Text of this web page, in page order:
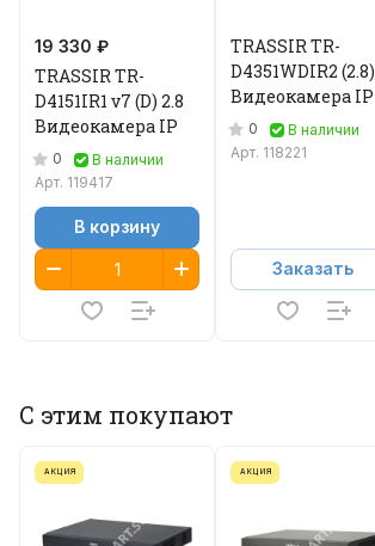
19 330 ₽
TRASSIR TR-
D4151IR1 v7 (D) 2.8
Видеокамера IP
0
В наличии
Арт. 119417
В корзину
TRASSIR TR-
D4351WDIR2 (2.8)
Видеокамера IP
0
В наличии
Арт. 118221
Заказать
С этим покупают
АКЦИЯ АКЦИЯ